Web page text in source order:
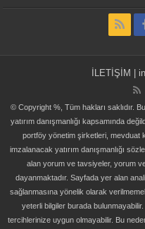
İLETİŞİM |
© Copyright %, Tüm hakları saklıdır.
yatırım danışmanlığı kapsamında
portföy yönetim şirketleri, mevduat
imzalanacak yatırım danışmanlığı
alan yorum ve tavsiyeler, yorum
dayanmaktadır. Sayfada yer alan
sağlanmasına yönelik olarak
yeterli bilgiler burada
tercihlerinize uygun olmayabilir. Bu